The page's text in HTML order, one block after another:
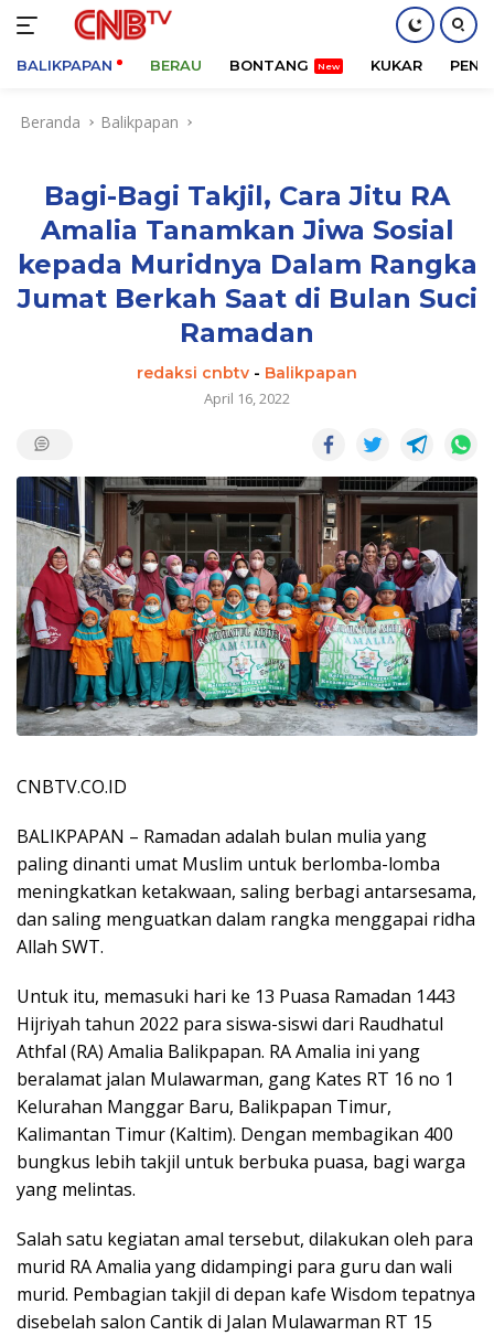
BALIKPAPAN BERAU BONTANG KUKAR
Beranda Balikpapan
Bagi-Bagi Takjil, Cara Jitu RA
Amalia Tanamkan Jiwa Sosial
kepada Muridnya Dalam Rangka
Jumat Berkah Saat di Bulan Suci
Ramadan
redaksi cnbtv - Balikpapan
April 16, 2022
CNBTV.CO.ID
BALIKPAPAN – Ramadan adalah bulan mulia yang
paling dinanti umat Muslim untuk berlomba-lomba
meningkatkan ketakwaan, saling berbagi antarsesama,
dan saling menguatkan dalam rangka menggapai ridha
Allah SWT.
Untuk itu, memasuki hari ke 13 Puasa Ramadan 1443
Hijriyah tahun 2022 para siswa-siswi dari Raudhatul
Athfal (RA) Amalia Balikpapan. RA Amalia ini yang
beralamat jalan Mulawarman, gang Kates RT 16 no 1
Kelurahan Manggar Baru, Balikpapan Timur,
Kalimantan Timur (Kaltim). Dengan membagikan 400
bungkus lebih takjil untuk berbuka puasa, bagi warga
yang melintas.
Salah satu kegiatan amal tersebut, dilakukan oleh para
murid RA Amalia yang didampingi para guru dan wali
murid. Pembagian takjil di depan kafe Wisdom tepatnya
disebelah salon Cantik di Jalan Mulawarman RT 15